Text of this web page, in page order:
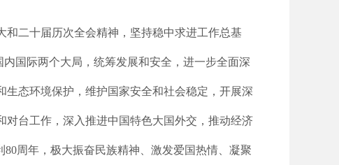
二十届历次全会精神，坚持稳中求进工作总基
国际两个大局，统筹发展和安全，进一步全面深
态环境保护，维护国家安全和社会稳定，开展深
台工作，深入推进中国特色大国外交，推动经济
周年，极大振奋民族精神、激发爱国热情、凝聚